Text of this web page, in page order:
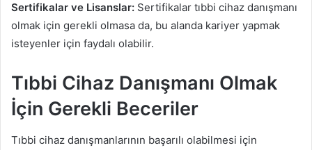
Sertifikalar ve Lisanslar: Sertifikalar tıbbi cihaz danışmanı
olmak için gerekli olmasa da, bu alanda kariyer yapmak
isteyenler için faydalı olabilir.
Tıbbi Cihaz Danışmanı Olmak
İçin Gerekli Beceriler
Tıbbi cihaz danışmanlarının başarılı olabilmesi için